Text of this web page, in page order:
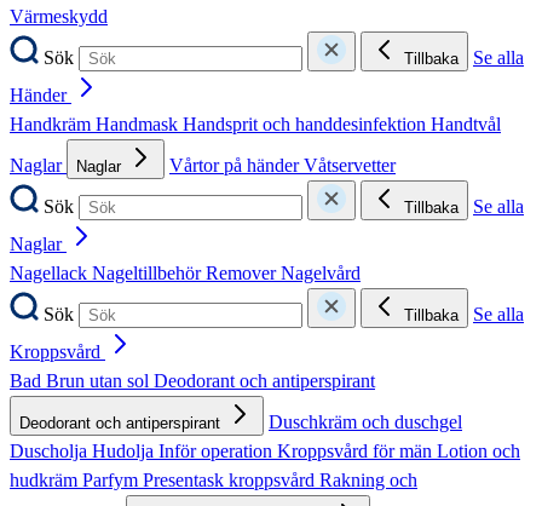
Värmeskydd
Sök
Tillbaka
Se alla
Händer
Handkräm Handmask Handsprit och handdesinfektion Handtvål
Naglar
Naglar Vårtor på händerVåtservetter
Sök
Tillbaka
Se alla
Naglar
Nagellack NageltillbehörRemoverNagelvård
Sök
Tillbaka
Se alla
Kroppsvård
Bad Brun utan sol Deodorant och antiperspirant
Deodorant och antiperspirant
Duschkräm och duschgel
Duscholja Hudolja Inför operation Kroppsvård för män Lotion och
hudkräm Parfym Presentask kroppsvård Rakning och